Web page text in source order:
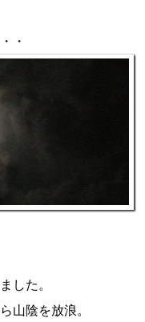
・
した。
山陰を放浪。